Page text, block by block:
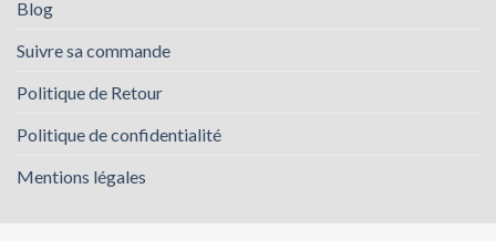
Blog
Suivre sa commande
Politique de Retour
Politique de confidentialité
Mentions légales